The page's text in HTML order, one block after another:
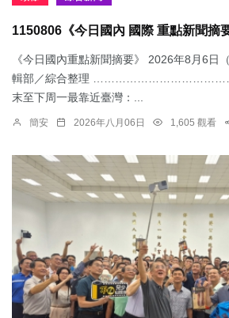
1150806《今日國內 國際 重點新聞摘
《今日國內重點新聞摘要》 2026年8月6日
輯部／綜合整理
末至下周一最靠近臺灣：...
簡安 2026年八月06日 1,605 觀看